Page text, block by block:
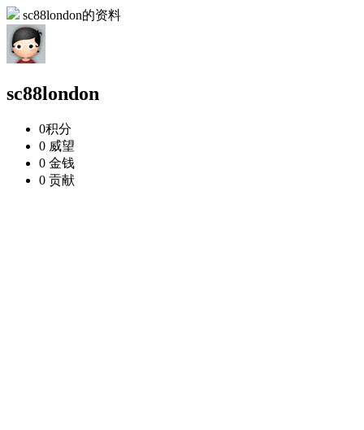
sc88london的资料
sc88london
0积分
0 威望
0 金钱
0 贡献